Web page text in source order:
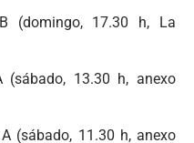
(domingo, 17.30 h, La
13.30 h, anexo
(sábado, 11.30 h, anexo